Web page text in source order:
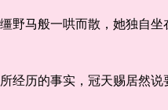
马般一哄而散，她独自坐
历的事实，冠天赐居然说